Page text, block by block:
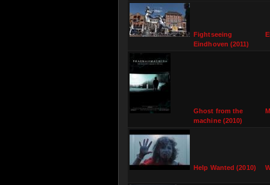
Fightseeing
Eindhoven (2011)
Ghost from the
machine (2010)
Help Wanted (2010)